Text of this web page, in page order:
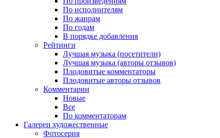
По исполнителям
По жанрам
По годам
В порядке добавления
Рейтинги
Лучшая музыка (посетители)
Лучшая музыка (авторы отзывов)
Плодовитые комментаторы
Плодовитые авторы отзывов
Комментарии
Новые
Все
По комментаторам
Галереи художественные
Фотосерия